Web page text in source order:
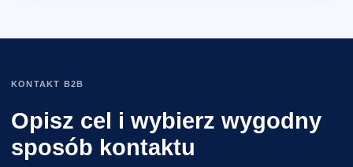
KONTAKT B2B
Opisz cel i wybierz wygodny
sposób kontaktu